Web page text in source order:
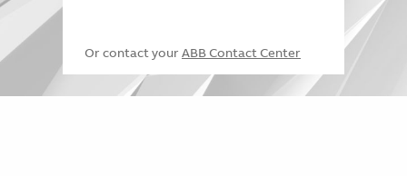
Or contact your ABB Contact Center